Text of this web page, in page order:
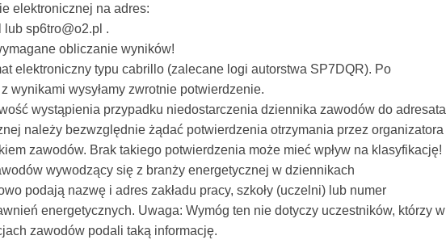
elektronicznej na adres:
lub sp6tro@o2.pl .
obliczanie wyników!
elektroniczny typu cabrillo (zalecane logi autorstwa SP7DQR). Po
wynikami wysyłamy zwrotnie potwierdzenie.
wystąpienia przypadku niedostarczenia dziennika zawodów do adresata
należy bezwzględnie żądać potwierdzenia otrzymania przez organizatora
zawodów. Brak takiego potwierdzenia może mieć wpływ na klasyfikację!
wywodzący się z branży energetycznej w dziennikach
podają nazwę i adres zakładu pracy, szkoły (uczelni) lub numer
energetycznych. Uwaga: Wymóg ten nie dotyczy uczestników, którzy w
zawodów podali taką informację.